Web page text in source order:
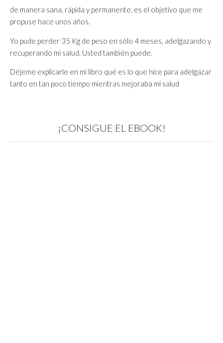
de manera sana, rápida y permanente, es el objetivo que me
propuse hace unos años.
Yo pude perder 35 Kg de peso en sólo 4 meses, adelgazando y
recuperando mi salud. Usted también puede.
Déjeme explicarle en mi libro qué es lo que hice para adelgazar
tanto en tan poco tiempo mientras mejoraba mi salud
¡CONSIGUE EL EBOOK!